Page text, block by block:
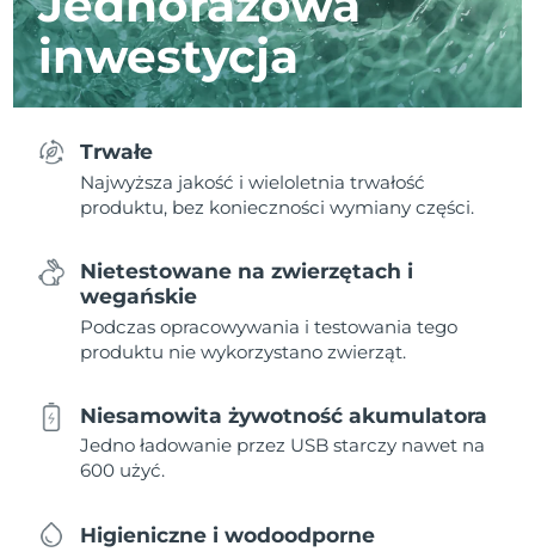
inwestycja
Trwałe
Najwyższa jakość i wieloletnia trwałość
produktu, bez konieczności wymiany części.
Nietestowane na zwierzętach i
wegańskie
Podczas opracowywania i testowania tego
produktu nie wykorzystano zwierząt.
Niesamowita żywotność akumulatora
Jedno ładowanie przez USB starczy nawet na
600 użyć.
Higieniczne i wodoodporne